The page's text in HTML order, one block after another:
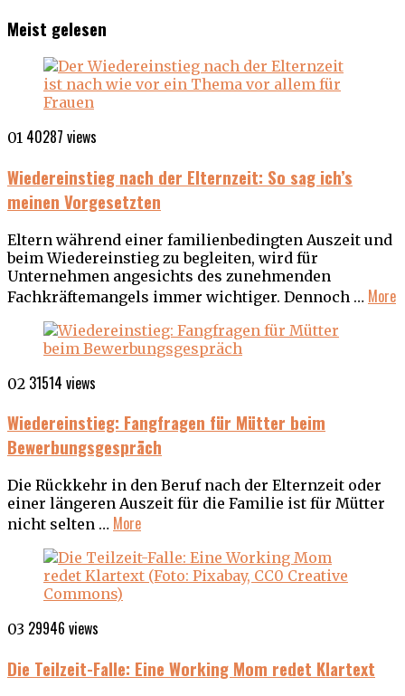
Meist gelesen
01 40287 views
Wiedereinstieg nach der Elternzeit: So sag ich’s
meinen Vorgesetzten
Eltern während einer familienbedingten Auszeit und
beim Wiedereinstieg zu begleiten, wird für
Unternehmen angesichts des zunehmenden
Fachkräftemangels immer wichtiger. Dennoch … More
02 31514 views
Wiedereinstieg: Fangfragen für Mütter beim
Bewerbungsgespräch
Die Rückkehr in den Beruf nach der Elternzeit oder
einer längeren Auszeit für die Familie ist für Mütter
nicht selten … More
03 29946 views
Die Teilzeit-Falle: Eine Working Mom redet Klartext